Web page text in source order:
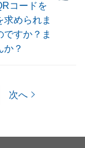
コードを
められま
すか？ま
か？
次へ